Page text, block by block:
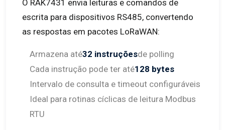
O RAK7431 envia leituras e comandos de
escrita para dispositivos RS485, convertendo
as respostas em pacotes LoRaWAN:
Armazena até32 instruçõesde polling
Cada instrução pode ter até128 bytes
Intervalo de consulta e timeout configuráveis
Ideal para rotinas cíclicas de leitura Modbus
RTU